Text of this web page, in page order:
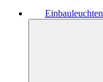
Einbauleuchten